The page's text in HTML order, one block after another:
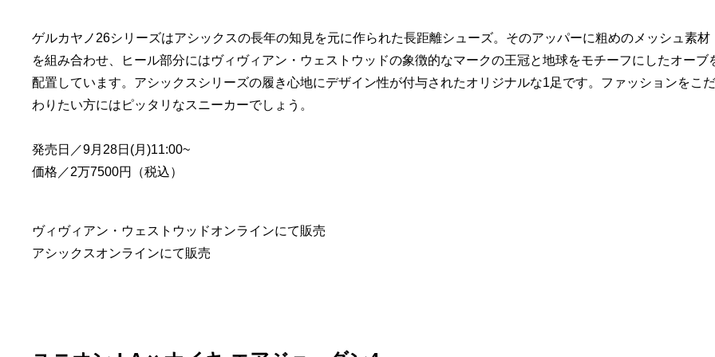
ゲルカヤノ26シリーズはアシックスの長年の知見を元に作られた長距離シューズ。そのアッパーに粗めのメッシュ素材
を組み合わせ、ヒール部分にはヴィヴィアン・ウェストウッドの象徴的なマークの王冠と地球をモチーフにしたオーブ
配置しています。アシックスシリーズの履き心地にデザイン性が付与されたオリジナルな1足です。ファッションをこだ
わりたい方にはピッタリなスニーカーでしょう。
発売日／9月28日(月)11:00~
価格／2万7500円（税込）
ヴィヴィアン・ウェストウッドオンラインにて販売
アシックスオンラインにて販売